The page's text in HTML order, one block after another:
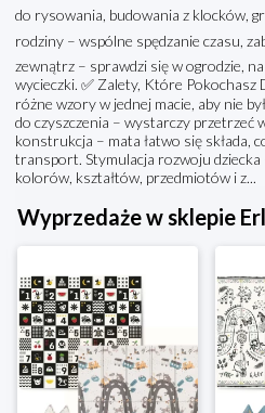
do rysowania, budowania z klocków,
rodziny – wspólne spędzanie czasu,
zewnątrz – sprawdzi się w ogrodzie,
wycieczki. ✅ Zalety, Które
różne wzory w jednej macie, aby nie
do czyszczenia – wystarczy przetrzeć
konstrukcja – mata łatwo się składa,
transport. Stymulacja rozwoju
kolorów, kształtów, przedmiotów i z...
Wyprzedaże w sklepie